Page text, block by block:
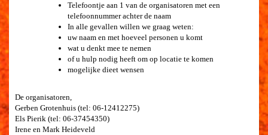
Telefoontje aan 1 van de organisatoren met een
telefoonnummer achter de naam
In alle gevallen willen we graag weten:
uw naam en met hoeveel personen u komt
wat u denkt mee te nemen
of u hulp nodig heeft om op locatie te komen
mogelijke dieet wensen
De organisatoren,
Gerben Grotenhuis (tel: 06-12412275)
Els Pierik (tel: 06-37454350)
Irene en Mark Heideveld